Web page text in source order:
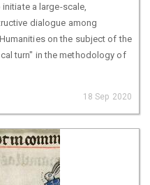
a large-scale,
dialogue among
on the subject of the
turn" in the methodology of
18 Sep 2020